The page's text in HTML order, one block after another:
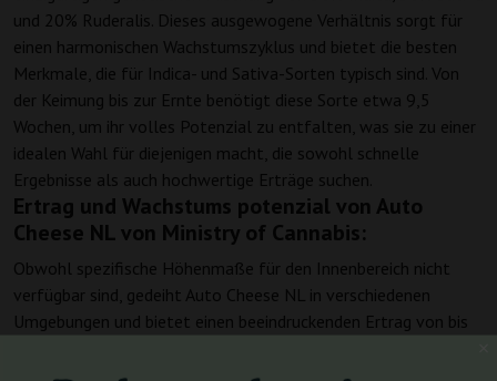
und 20% Ruderalis. Dieses ausgewogene Verhältnis sorgt für
einen harmonischen Wachstumszyklus und bietet die besten
Merkmale, die für Indica- und Sativa-Sorten typisch sind. Von
der Keimung bis zur Ernte benötigt diese Sorte etwa 9,5
Wochen, um ihr volles Potenzial zu entfalten, was sie zu einer
idealen Wahl für diejenigen macht, die sowohl schnelle
Ergebnisse als auch hochwertige Erträge suchen.
Ertrag und Wachstums potenzial von Auto
Cheese NL von Ministry of Cannabis:
Obwohl spezifische Höhenmaße für den Innenbereich nicht
verfügbar sind, gedeiht Auto Cheese NL in verschiedenen
Umgebungen und bietet einen beeindruckenden Ertrag von bis
Freilandkultivierung können Züchter mit bis zu 220 Gramm pro